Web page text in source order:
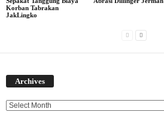
Korban Tabrakan
JakLingko
Archives